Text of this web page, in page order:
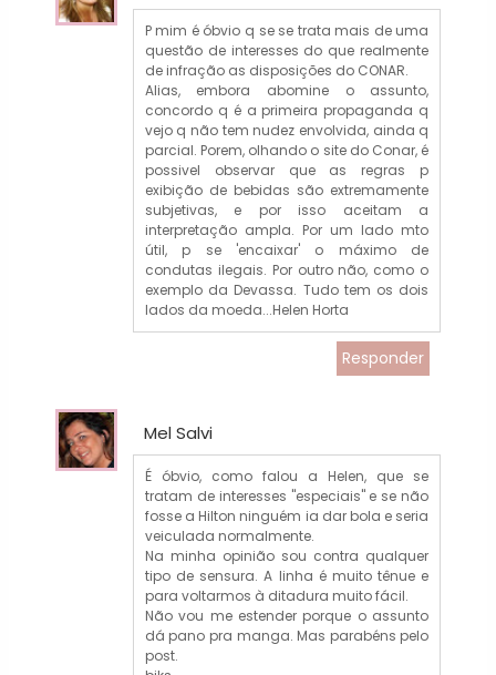
P mim é óbvio q se se trata mais de uma
questão de interesses do que realmente
de infração as disposições do CONAR.
Alias, embora abomine o assunto,
concordo q é a primeira propaganda q
vejo q não tem nudez envolvida, ainda q
parcial. Porem, olhando o site do Conar, é
possivel observar que as regras p
exibição de bebidas são extremamente
subjetivas, e por isso aceitam a
interpretação ampla. Por um lado mto
útil, p se 'encaixar' o máximo de
condutas ilegais. Por outro não, como o
exemplo da Devassa. Tudo tem os dois
lados da moeda...Helen Horta
Responder
Mel Salvi
É óbvio, como falou a Helen, que se
tratam de interesses "especiais" e se não
fosse a Hilton ninguém ia dar bola e seria
veiculada normalmente.
Na minha opinião sou contra qualquer
tipo de sensura. A linha é muito tênue e
para voltarmos à ditadura muito fácil.
Não vou me estender porque o assunto
dá pano pra manga. Mas parabéns pelo
post.